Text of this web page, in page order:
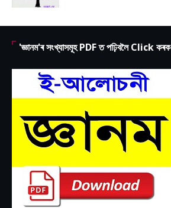
'জ্ঞানম'ৰ সংখ্যাসমূহ PDF ত পঢ়িবলৈ Click কৰক